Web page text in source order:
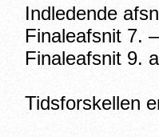
Indledende
Finaleafsnit 7.
Finaleafsnit 9.
Tidsforskellen